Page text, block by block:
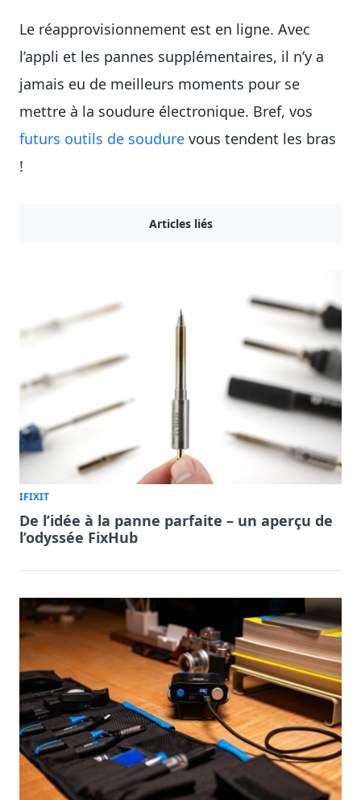
Le réapprovisionnement est en ligne. Avec
l’appli et les pannes supplémentaires, il n’y a
jamais eu de meilleurs moments pour se
mettre à la soudure électronique. Bref, vos
futurs outils de soudure vous tendent les bras
!
Articles liés
IFIXIT
De l’idée à la panne parfaite – un aperçu de
l’odyssée FixHub